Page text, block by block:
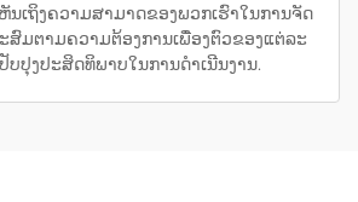
ນເຖິງຄວາມສາມາດຂອງພວກເຮົາໃນການຈັດ
ສົມຕາມຄວາມຕ້ອງການເພື່ອງຕົວຂອງແຕ່ລະ
ບປຸງປະສິດທິພາບໃນການດຳເນີນງານ.